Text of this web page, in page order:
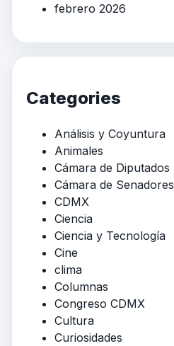
febrero 2026
Categories
Análisis y Coyuntura
Animales
Cámara de Diputados
Cámara de Senadores
CDMX
Ciencia
Ciencia y Tecnología
Cine
clima
Columnas
Congreso CDMX
Cultura
Curiosidades